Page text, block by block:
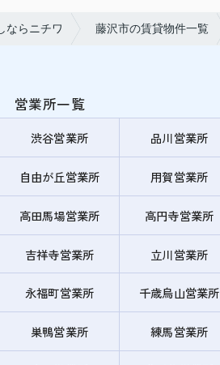
ならニチワ 藤沢市の賃貸物件一覧
営業所一覧
渋谷営業所 品川営業所
自由が丘営業所 用賀営業所
高田馬場営業所 高円寺営業所
吉祥寺営業所 立川営業所
永福町営業所 千歳烏山営業所
巣鴨営業所 練馬営業所